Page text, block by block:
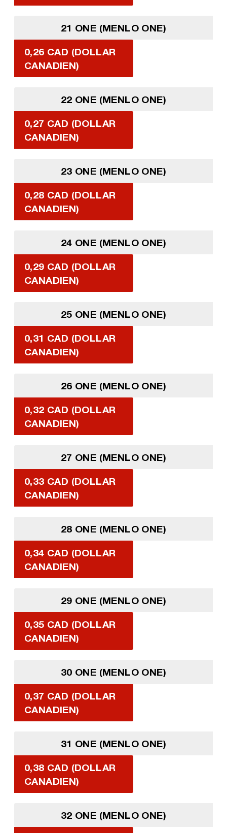
21 ONE (MENLO ONE)
0,26 CAD (DOLLAR
CANADIEN)
22 ONE (MENLO ONE)
0,27 CAD (DOLLAR
CANADIEN)
23 ONE (MENLO ONE)
0,28 CAD (DOLLAR
CANADIEN)
24 ONE (MENLO ONE)
0,29 CAD (DOLLAR
CANADIEN)
25 ONE (MENLO ONE)
0,31 CAD (DOLLAR
CANADIEN)
26 ONE (MENLO ONE)
0,32 CAD (DOLLAR
CANADIEN)
27 ONE (MENLO ONE)
0,33 CAD (DOLLAR
CANADIEN)
28 ONE (MENLO ONE)
0,34 CAD (DOLLAR
CANADIEN)
29 ONE (MENLO ONE)
0,35 CAD (DOLLAR
CANADIEN)
30 ONE (MENLO ONE)
0,37 CAD (DOLLAR
CANADIEN)
31 ONE (MENLO ONE)
0,38 CAD (DOLLAR
CANADIEN)
32 ONE (MENLO ONE)